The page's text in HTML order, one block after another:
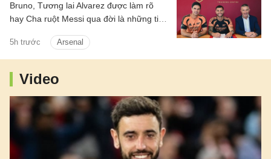
5h trước Arsenal
Bruno, Tương lai Alvarez được làm rõ
hay Cha ruột Messi qua đời là những tin
Video